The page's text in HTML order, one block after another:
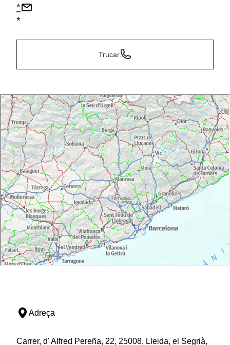
*
*
Trucar
Adreça
Carrer, d' Alfred Pereña, 22, 25008, Lleida, el Segrià,